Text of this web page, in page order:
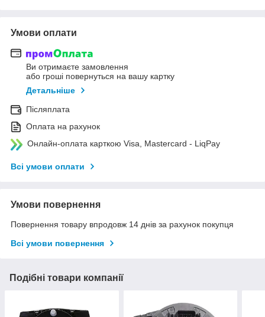
Умови оплати
Ви отримаєте замовлення
або гроші повернуться на вашу картку
Детальніше
Післяплата
Оплата на рахунок
Онлайн-оплата карткою Visa, Mastercard - LiqPay
Всі умови оплати
Умови повернення
Повернення товару впродовж 14 днів за рахунок покупця
Всі умови повернення
Подібні товари компанії